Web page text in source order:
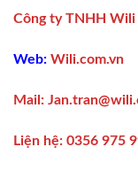
Công ty TNHH Wili
Web: Wili.com.vn
Mail:
Liện hệ: 0356 975